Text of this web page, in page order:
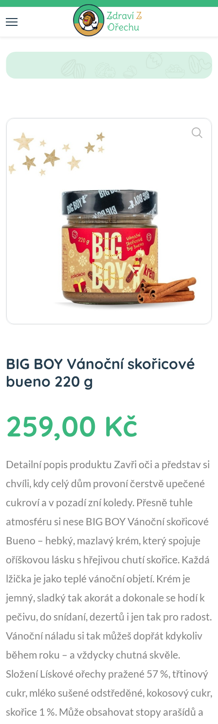
BIG BOY Vánoční skořicové
bueno 220 g
259,00 Kč
Detailní popis produktu Zavři oči a představ si
chvíli, kdy celý dům provoní čerstvě upečené
cukroví a v pozadí zní koledy. Přesně tuhle
atmosféru si nese BIG BOY Vánoční skořicové
Bueno – hebký, mazlavý krém, který spojuje
oříškovou lásku s hřejivou chutí skořice. Každá
lžička je jako teplé vánoční objetí. Krém je
jemný, sladký tak akorát a dokonale se hodí k
pečivu, do snídaní, dezertů i jen tak pro radost.
Vánoční náladu si tak můžeš dopřát kdykoliv
během roku – a vždycky chutná skvěle.
Složení Lískové ořechy pražené 57 %, třtinový
cukr, mléko sušené odstředěné, kokosový cukr,
skořice 1 %. Může obsahovat stopy arašídů a